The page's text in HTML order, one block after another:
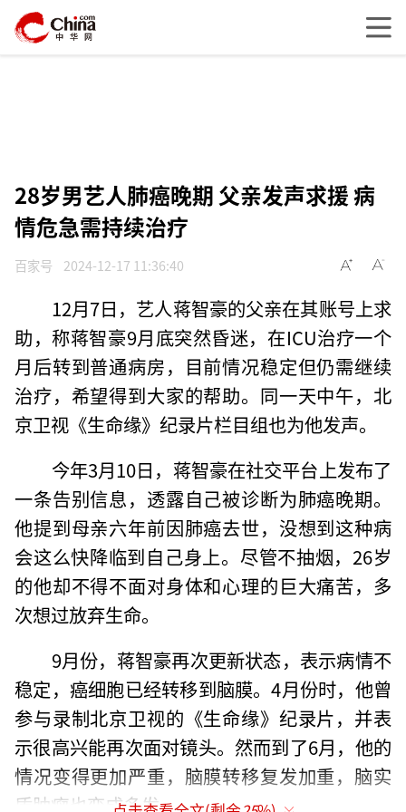
28岁男艺人肺癌晚期 父亲发声求援 病
情危急需持续治疗
百家号 2024-12-17 11:36:40
12月7日，艺人蒋智豪的父亲在其账号上求
助，称蒋智豪9月底突然昏迷，在ICU治疗一个
月后转到普通病房，目前情况稳定但仍需继续
治疗，希望得到大家的帮助。同一天中午，北
京卫视《生命缘》纪录片栏目组也为他发声。
今年3月10日，蒋智豪在社交平台上发布了
一条告别信息，透露自己被诊断为肺癌晚期。
他提到母亲六年前因肺癌去世，没想到这种病
会这么快降临到自己身上。尽管不抽烟，26岁
的他却不得不面对身体和心理的巨大痛苦，多
次想过放弃生命。
9月份，蒋智豪再次更新状态，表示病情不
稳定，癌细胞已经转移到脑膜。4月份时，他曾
参与录制北京卫视的《生命缘》纪录片，并表
示很高兴能再次面对镜头。然而到了6月，他的
情况变得更加严重，脑膜转移复发加重，脑实
质肿瘤也变成多发。